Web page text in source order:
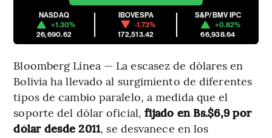
NASDAQ
+1.30%
26,690.62
IBOVESPA
-1.73%
172,513.42
S&P/BMV IPC
+0.82%
66,938.64
Bloomberg Línea — La escasez de dólares en
Bolivia ha llevado al surgimiento de diferentes
tipos de cambio paralelo, a medida que el
soporte del dólar oficial,fijado en Bs.$6,9 por
dólar desde 2011, se desvanece en los